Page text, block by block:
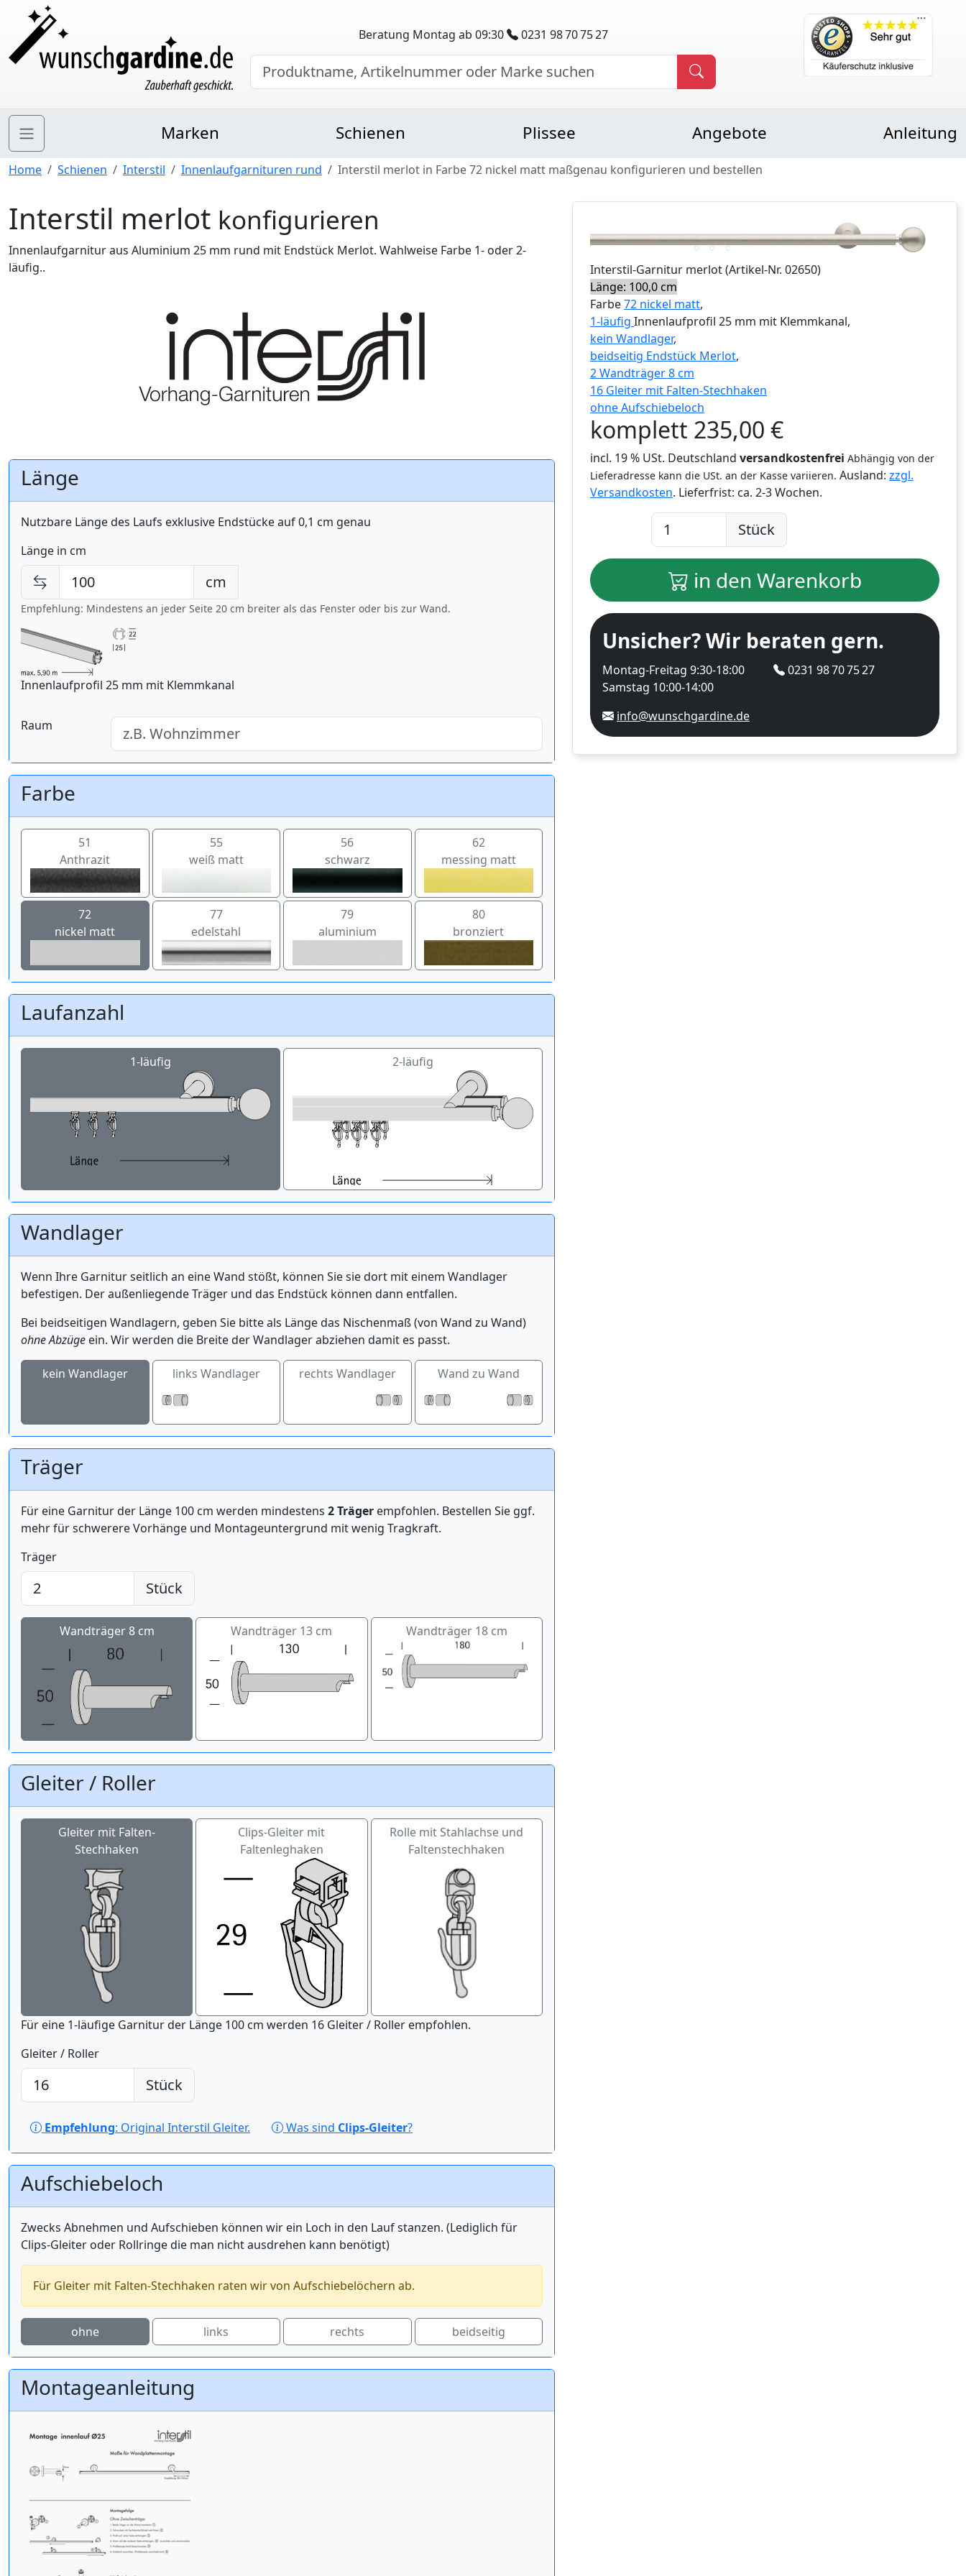
Beratung Montag ab 09:30 0231 98 70 75 27
Marken Schienen Plissee Angebote Anleitung
Home Schienen Interstil Innenlaufgarnituren rund Interstil merlot in Farbe 72 nickel matt maßgenau konfigurieren und bestellen
Interstil merlot konfigurieren
Innenlaufgarnitur aus Aluminium 25 mm rund mit Endstück Merlot. Wahlweise Farbe 1- oder 2-
läufig..
Länge
Nutzbare Länge des Laufs exklusive Endstücke auf 0,1 cm genau
Länge in cm
cm
Empfehlung: Mindestens an jeder Seite 20 cm breiter als das Fenster oder bis zur Wand.
Innenlaufprofil 25 mm mit Klemmkanal
Raum
Farbe
51
Anthrazit
55
weiß matt
56
schwarz
62
messing matt
72
nickel matt
77
edelstahl
79
aluminium
80
bronziert
Laufanzahl
1-läufig 2-läufig
Wandlager
Wenn Ihre Garnitur seitlich an eine Wand stößt, können Sie sie dort mit einem Wandlager
befestigen. Der außenliegende Träger und das Endstück können dann entfallen.
Bei beidseitigen Wandlagern, geben Sie bitte als Länge das Nischenmaß (von Wand zu Wand)
ohne Abzüge ein. Wir werden die Breite der Wandlager abziehen damit es passt.
kein Wandlager links Wandlager rechts Wandlager Wand zu Wand
Träger
Für eine Garnitur der Länge 100 cm werden mindestens 2 Träger empfohlen. Bestellen Sie ggf.
mehr für schwerere Vorhänge und Montageuntergrund mit wenig Tragkraft.
Träger
Stück
Wandträger 8 cm Wandträger 13 cm Wandträger 18 cm
Gleiter / Roller
Gleiter mit Falten-
Stechhaken
Clips-Gleiter mit
Faltenleghaken
Rolle mit Stahlachse und
Faltenstechhaken
Für eine 1-läufige Garnitur der Länge 100 cm werden 16 Gleiter / Roller empfohlen.
Gleiter / Roller
Stück
Empfehlung: Original Interstil Gleiter. Was sind Clips-Gleiter?
Aufschiebeloch
Zwecks Abnehmen und Aufschieben können wir ein Loch in den Lauf stanzen. (Lediglich für
Clips-Gleiter oder Rollringe die man nicht ausdrehen kann benötigt)
Für Gleiter mit Falten-Stechhaken raten wir von Aufschiebelöchern ab.
ohne links rechts beidseitig
Montageanleitung
Interstil-Garnitur merlot(Artikel-Nr. 02650)
Länge: 100,0 cm
Farbe72 nickel matt,
1-läufig Innenlaufprofil 25 mm mit Klemmkanal,
kein Wandlager,
beidseitig Endstück Merlot,
2 Wandträger 8 cm
16 Gleiter mit Falten-Stechhaken
ohne Aufschiebeloch
komplett 235,00 €
incl. 19 % USt. Deutschland versandkostenfrei Abhängig von der
Lieferadresse kann die USt. an der Kasse variieren. Ausland: zzgl.
Versandkosten. Lieferfrist: ca. 2-3 Wochen.
Stück
in den Warenkorb
Unsicher? Wir beraten gern.
Montag-Freitag 9:30-18:00
Samstag 10:00-14:00
0231 98 70 75 27
info@wunschgardine.de